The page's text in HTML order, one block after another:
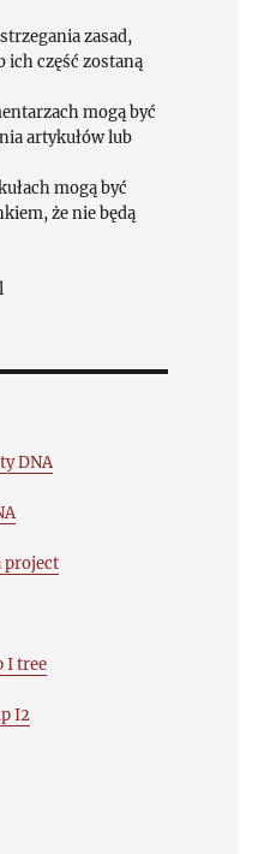
zasad,
ich część zostaną
mogą być
artykułów lub
mogą być
że nie będą
DNA
project
I tree
I2